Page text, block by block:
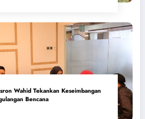
Wahid Tekankan Keseimbangan
Bencana